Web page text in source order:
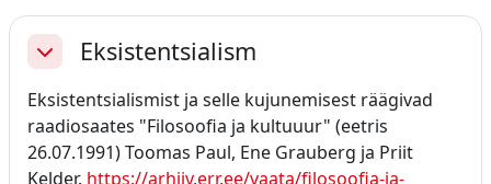
AhendaEksistentsialism
Eksistentsialismist ja selle kujunemisest räägivad
raadiosaates "Filosoofia ja kultuuur" (eetris
26.07.1991) Toomas Paul, Ene Grauberg ja Priit
Kelder. https://arhiiv.err.ee/vaata/filosoofia-ja-